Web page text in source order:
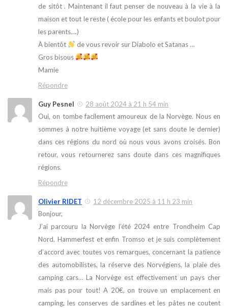
de sitôt . Maintenant il faut penser de nouveau à la vie à la
maison et tout le reste ( école pour les enfants et boulot pour
les parents….)
À bientôt
de vous revoir sur Diabolo et Satanas …
Gros bisous
Mamie
Répondre
Guy Pesnel
28 août 2024 à 21 h 54 min
Oui, on tombe facilement amoureux de la Norvège. Nous en
sommes à notre huitième voyage (et sans doute le dernier)
dans ces régions du nord où nous vous avons croisés. Bon
retour, vous retournerez sans doute dans ces magnifiques
régions.
Répondre
Olivier RIDET
12 décembre 2025 à 11 h 23 min
Bonjour,
J’ai parcouru la Norvège l’été 2024 entre Trondheim Cap
Nord, Hammerfest et enfin Tromso et je suis complètement
d’accord avec toutes vos remarques, concernant la patience
des automobilistes, la réserve des Norvégiens, la plaie des
camping cars… La Norvège est effectivement un pays cher
mais pas pour tout! A 20€, on trouve un emplacement en
camping, les conserves de sardines et les pâtes ne coutent